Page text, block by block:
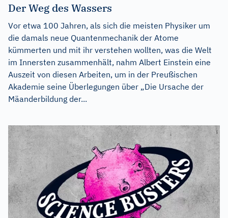
Der Weg des Wassers
Vor etwa 100 Jahren, als sich die meisten Physiker um
die damals neue Quantenmechanik der Atome
kümmerten und mit ihr verstehen wollten, was die Welt
im Innersten zusammenhält, nahm Albert Einstein eine
Auszeit von diesen Arbeiten, um in der Preußischen
Akademie seine Überlegungen über „Die Ursache der
Mäanderbildung der...